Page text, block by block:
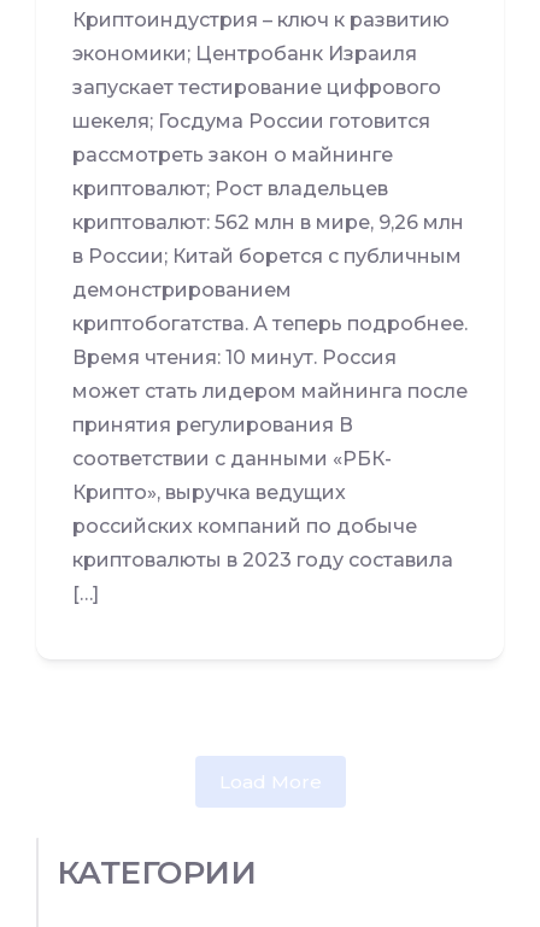
Криптоиндустрия – ключ к развитию
экономики; Центробанк Израиля
запускает тестирование цифрового
шекеля; Госдума России готовится
рассмотреть закон о майнинге
криптовалют; Рост владельцев
криптовалют: 562 млн в мире, 9,26 млн
в России; Китай борется с публичным
демонстрированием
криптобогатства. А теперь подробнее.
Время чтения: 10 минут. Россия
может стать лидером майнинга после
принятия регулирования В
соответствии с данными «РБК-
Крипто», выручка ведущих
российских компаний по добыче
криптовалюты в 2023 году составила
[…]
Load More
КАТЕГОРИИ